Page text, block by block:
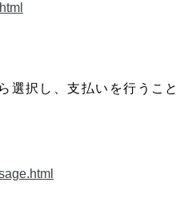
択し、支払いを行うこ